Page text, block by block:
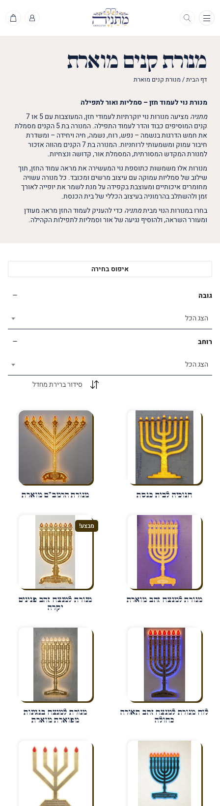
תפריט
מנורת קנים מוארת
דף הבית/ מנורת קנים מוארת
מנורת נוי לעמוד חזן – סמליות ואור לתפילה
מתניה
מציעה מנורות נוי יוקרתיות לעמודי חזן, המעוצבות עם 5 או 7
קנים המוסיפים כבוד והדר לעמוד התפילה. המנורה בת 5 הקנים מסמלת
את חמש הדרגות בנשמה – נפש, רוח, נשמה, חיה ויחידה – ומשדרת
חיבור עמוק ומשמעותי לרוחניות. המנורה בת 7 הקנים מהווה אזכור
למנורת המקדש המסורתית, המסמלת אור, קדושה ונצחיות.
מנורות אלו משמשות כתוספת נוי המעשירה את מראה עמוד החזן, תוך
שילוב של סמליות עמוקה עם עיצוב מרשים ומכובד. כל מנורה עשויה
מחומרים איכותיים ומעוצבת בקפידה על מנת לשמר את יופייה לאורך
זמן ולהשתלב בהרמוניה בעיצוב הכללי של בית הכנסת.
בחרו במנורות הנוי מביתמתניה כדי להעניק לעמוד החזן מראה מעודן
ומעורר השראה, ולהוסיף נגיעה של אור וסמליות לתפילות הקהילה.
איפוס בחירה
גובה
הצג הכל
רוחב
הצג הכל
חנוכיה לבית כנסת מנורת הרמב"ם מוארת
מנורת למנצח זהב מוארת
מבצע!
מנורת למנצח זהב פנינים
יקרה
לוח מנורת למנצח זהב תאורה
כחולה
מנורת למנצח בנגינות
מפוארת מוארת